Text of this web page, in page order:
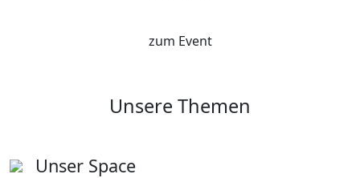
zum Event
Unsere Themen
Unser Space